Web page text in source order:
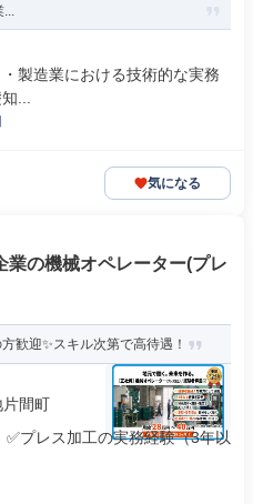
...
製造業における技術的な実務
...
気になる
業の機械オペレーター(プレ
歓迎✨スキル次第で高待遇！
間町
プレス加工の実務経験（3年以